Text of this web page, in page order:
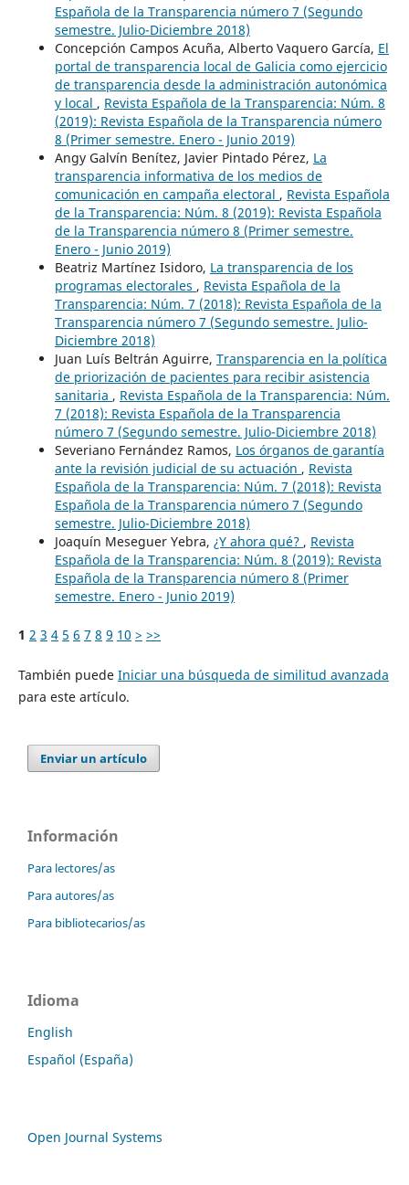
Española de la Transparencia número 7 (Segundo
semestre. Julio-Diciembre 2018)
Concepción Campos Acuña, Alberto Vaquero García, El
portal de transparencia local de Galicia como ejercicio
de transparencia desde la administración autonómica
y local , Revista Española de la Transparencia: Núm. 8
(2019): Revista Española de la Transparencia número
8 (Primer semestre. Enero - Junio 2019)
Angy Galvín Benítez, Javier Pintado Pérez, La
transparencia informativa de los medios de
comunicación en campaña electoral , Revista Española
de la Transparencia: Núm. 8 (2019): Revista Española
de la Transparencia número 8 (Primer semestre.
Enero - Junio 2019)
Beatriz Martínez Isidoro, La transparencia de los
programas electorales , Revista Española de la
Transparencia: Núm. 7 (2018): Revista Española de la
Transparencia número 7 (Segundo semestre. Julio-
Diciembre 2018)
Juan Luís Beltrán Aguirre, Transparencia en la política
de priorización de pacientes para recibir asistencia
sanitaria , Revista Española de la Transparencia: Núm.
7 (2018): Revista Española de la Transparencia
número 7 (Segundo semestre. Julio-Diciembre 2018)
Severiano Fernández Ramos, Los órganos de garantía
ante la revisión judicial de su actuación , Revista
Española de la Transparencia: Núm. 7 (2018): Revista
Española de la Transparencia número 7 (Segundo
semestre. Julio-Diciembre 2018)
Joaquín Meseguer Yebra, ¿Y ahora qué? , Revista
Española de la Transparencia: Núm. 8 (2019): Revista
Española de la Transparencia número 8 (Primer
semestre. Enero - Junio 2019)
1 2 3 4 5 6 7 8 9 10 > >>
También puede Iniciar una búsqueda de similitud avanzada
para este artículo.
Enviar un artículo
Información
Para lectores/as
Para autores/as
Para bibliotecarios/as
Idioma
English
Español (España)
Open Journal Systems